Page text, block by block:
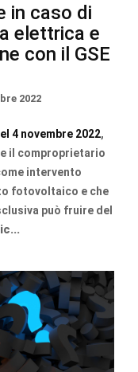
in caso di
elettrica e
con il GSE
2022
4 novembre 2022,
il comproprietario
intervento
fotovoltaico e che
può fruire del